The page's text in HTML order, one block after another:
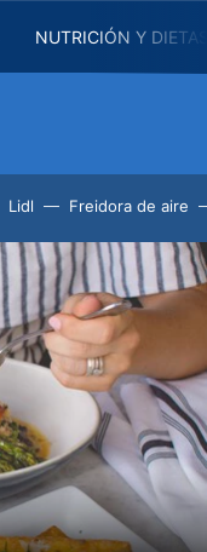
NUTRICIÓN Y
Lidl Freidora de aire